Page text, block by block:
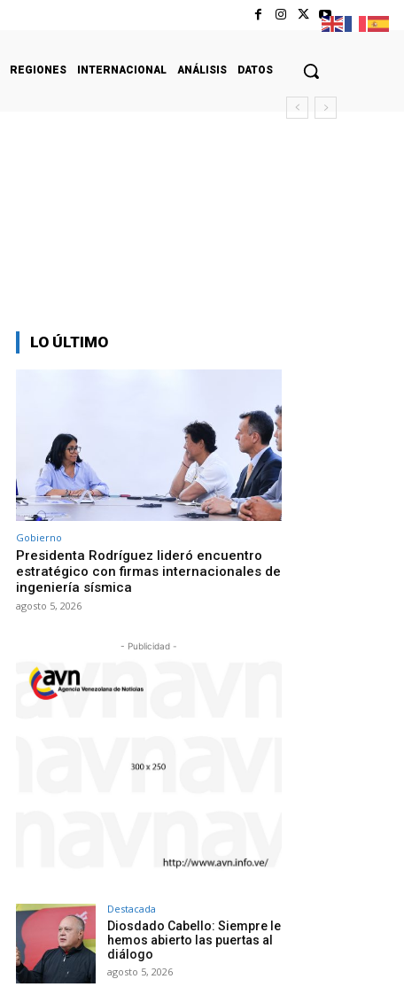
REGIONES INTERNACIONAL ANÁLISIS DATOS
LO ÚLTIMO
Gobierno
Presidenta Rodríguez lideró encuentro
estratégico con firmas internacionales de
ingeniería sísmica
agosto 5, 2026
- Publicidad -
Destacada
Diosdado Cabello: Siempre le
hemos abierto las puertas al
diálogo
agosto 5, 2026